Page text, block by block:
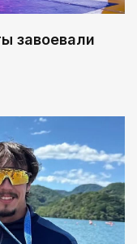
завоевали